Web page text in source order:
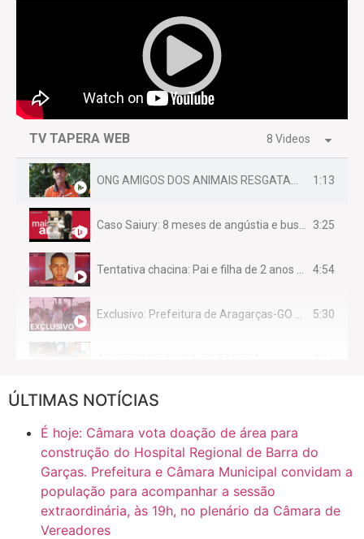
TV TAPERA WEB 8 Videos
ONG AMIGOS DOS ANIMAIS RESGATAM EMA FERIDA NA BR 070 1:13
Caso Saiury: 8 meses de angústia e busca por justiça 3:25
Tentativa chacina: Pai e filha de 2 anos assassinados em casa enquanto dormiam 4:54
Exclusivo: Prefeitura de Aragarças-GO sob suspeita de desviar maquinário público para uso privado. 5:30
CASO SAIURY - SEM CORTES
Mini Ginásio de Aragarças- Só a bo$ta 6:31
ÚLTIMAS NOTÍCIAS
É hoje: Câmara vota doação de área para
construção do Hospital Regional de Barra do
Garças. Prefeitura e Câmara Municipal convidam a
população para acompanhar a sessão
extraordinária, às 19h, no plenário da Câmara de
Vereadores